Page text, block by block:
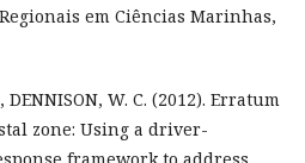
em Ciências Marinhas,
DENNISON, W. C. (2012). Erratum
zone: Using a driver-